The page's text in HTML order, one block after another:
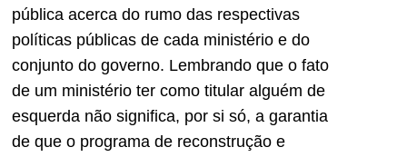
pública acerca do rumo das respectivas
políticas públicas de cada ministério e do
conjunto do governo. Lembrando que o fato
de um ministério ter como titular alguém de
esquerda não significa, por si só, a garantia
de que o programa de reconstrução e